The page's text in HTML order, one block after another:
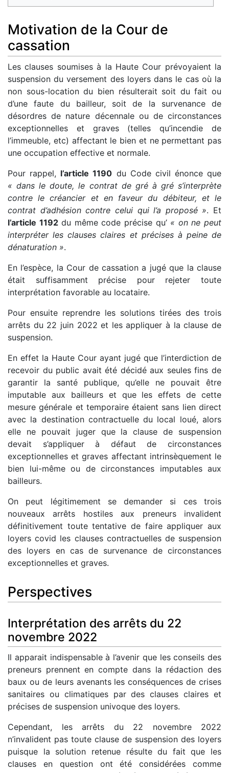
Motivation de la Cour de
cassation
Les clauses soumises à la Haute Cour prévoyaient la
suspension du versement des loyers dans le cas où la
non sous-location du bien résulterait soit du fait ou
d’une faute du bailleur, soit de la survenance de
désordres de nature décennale ou de circonstances
exceptionnelles et graves (telles qu’incendie de
l’immeuble, etc) affectant le bien et ne permettant pas
une occupation effective et normale.
Pour rappel, l’article 1190 du Code civil énonce que
« dans le doute, le contrat de gré à gré s’interprète
contre le créancier et en faveur du débiteur, et le
contrat d’adhésion contre celui qui l’a proposé ». Et
l’article 1192du même code précise qu’ « on ne peut
interpréter les clauses claires et précises à peine de
dénaturation ».
En l’espèce, la Cour de cassation a jugé que la clause
était suffisamment précise pour rejeter toute
interprétation favorable au locataire.
Pour ensuite reprendre les solutions tirées des trois
arrêts du 22 juin 2022 et les appliquer à la clause de
suspension.
En effet la Haute Cour ayant jugé que l’interdiction de
recevoir du public avait été décidé aux seules fins de
garantir la santé publique, qu’elle ne pouvait être
imputable aux bailleurs et que les effets de cette
mesure générale et temporaire étaient sans lien direct
avec la destination contractuelle du local loué, alors
elle ne pouvait juger que la clause de suspension
devait s’appliquer à défaut de circonstances
exceptionnelles et graves affectant intrinsèquement le
bien lui-même ou de circonstances imputables aux
bailleurs.
On peut légitimement se demander si ces trois
nouveaux arrêts hostiles aux preneurs invalident
définitivement toute tentative de faire appliquer aux
loyers covid les clauses contractuelles de suspension
des loyers en cas de survenance de circonstances
exceptionnelles et graves.
Perspectives
Interprétation des arrêts du 22
novembre 2022
Il apparait indispensable à l’avenir que les conseils des
preneurs prennent en compte dans la rédaction des
baux ou de leurs avenants les conséquences de crises
sanitaires ou climatiques par des clauses claires et
précises de suspension univoque des loyers.
Cependant, les arrêts du 22 novembre 2022
n’invalident pas toute clause de suspension des loyers
puisque la solution retenue résulte du fait que les
clauses en question ont été considérées comme